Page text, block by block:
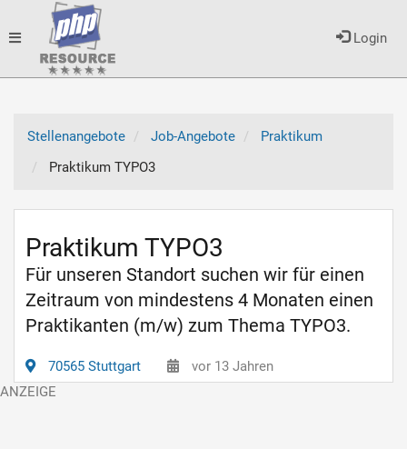
Login
Toggle
Stellenangebote
Job-Angebote
Praktikum
Praktikum TYPO3
Praktikum TYPO3
Für unseren Standort suchen wir für einen
Zeitraum von mindestens 4 Monaten einen
Praktikanten (m/w) zum Thema TYPO3.
70565 Stuttgart vor 13 Jahren